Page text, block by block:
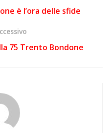
è l’ora delle sfide
75 Trento Bondone